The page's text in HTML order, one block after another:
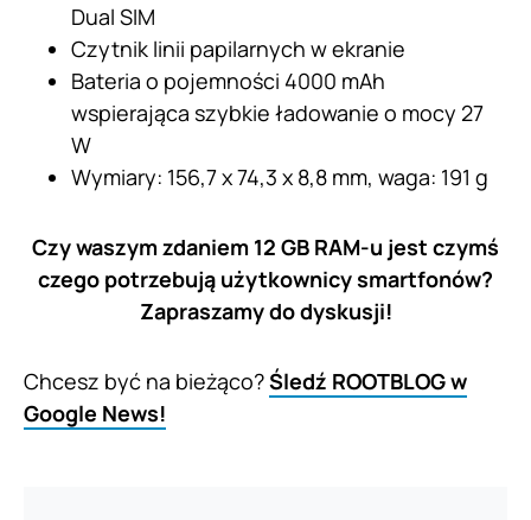
Dual SIM
Czytnik linii papilarnych w ekranie
Bateria o pojemności 4000 mAh
wspierająca szybkie ładowanie o mocy 27
W
Wymiary: 156,7 x 74,3 x 8,8 mm, waga: 191 g
Czy waszym zdaniem 12 GB RAM-u jest czymś
czego potrzebują użytkownicy smartfonów?
Zapraszamy do dyskusji!
Chcesz być na bieżąco?Śledź ROOTBLOG w
Google News!